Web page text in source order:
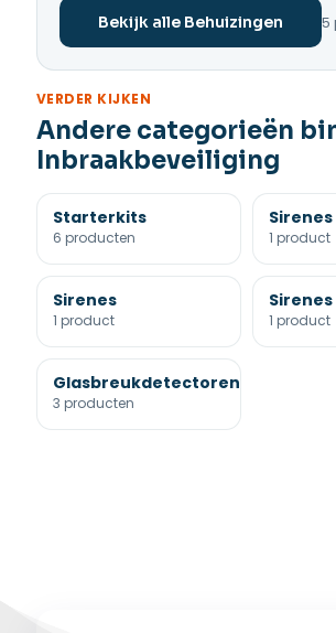
Bekijk alle Behuizingen 5
VERDER KIJKEN
Andere categorieën
Inbraakbeveiliging
Starterkits
6 producten
Sirenes
1 product
Sirenes
1 product
Sirenes
1 product
Glasbreukdetectoren
3 producten